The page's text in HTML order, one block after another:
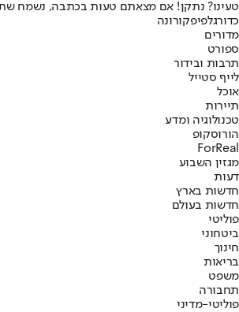
טעינו? נתקן! אם מצאתם טעות בכתבה, נשמח
כדורגלפיפקורונה
מדורים
ספורט
תרבות ובידור
לייף סטייל
אוכל
תיירות
טכנולוגיה ומדע
הורוסקופ
ForReal
מגזין השבוע
דעות
חדשות בארץ
חדשות בעולם
פוליטי
ביטחוני
חינוך
בריאות
משפט
תחבורה
פוליטי-מדיני